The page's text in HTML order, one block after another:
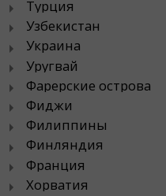
Турция
Узбекистан
Украина
Уругвай
Фарерские острова
Фиджи
Филиппины
Финляндия
Франция
Хорватия